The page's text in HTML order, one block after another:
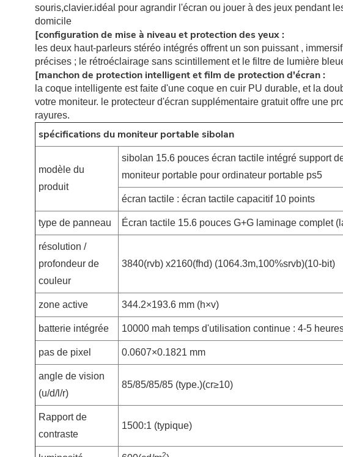
souris,clavier.idéal pour agrandir l'écran ou jouer à des jeux pendant
domicile
[configuration de mise à niveau et protection des yeux :
les deux haut-parleurs stéréo intégrés offrent un son puissant ,
précises ; le rétroéclairage sans scintillement et le filtre de lumière
[manchon de protection intelligent et film de protection d'écran :
la coque intelligente est faite d'une coque en cuir PU durable, et la
votre moniteur. le protecteur d'écran supplémentaire gratuit offre une
rayures.
spécifications du moniteur portable sibolan
modèle du
produit
sibolan 15.6 pouces écran tactile intégré support
moniteur portable pour ordinateur portable ps5
écran tactile : écran tactile capacitif 10 points
type de panneau Écran tactile 15.6 pouces G+G laminage complet
résolution /
profondeur de
couleur
3840(rvb) x2160(fhd) (1064.3m,100%srvb)(10-bit)
zone active 344.2×193.6 mm (h×v)
batterie intégrée 10000 mah temps d'utilisation continue : 4-5
pas de pixel 0.0607×0.1821 mm
angle de vision
(u/d/l/r)
85/85/85/85 (type.)(cr≥10)
Rapport de
contraste
1500:1 (typique)
2